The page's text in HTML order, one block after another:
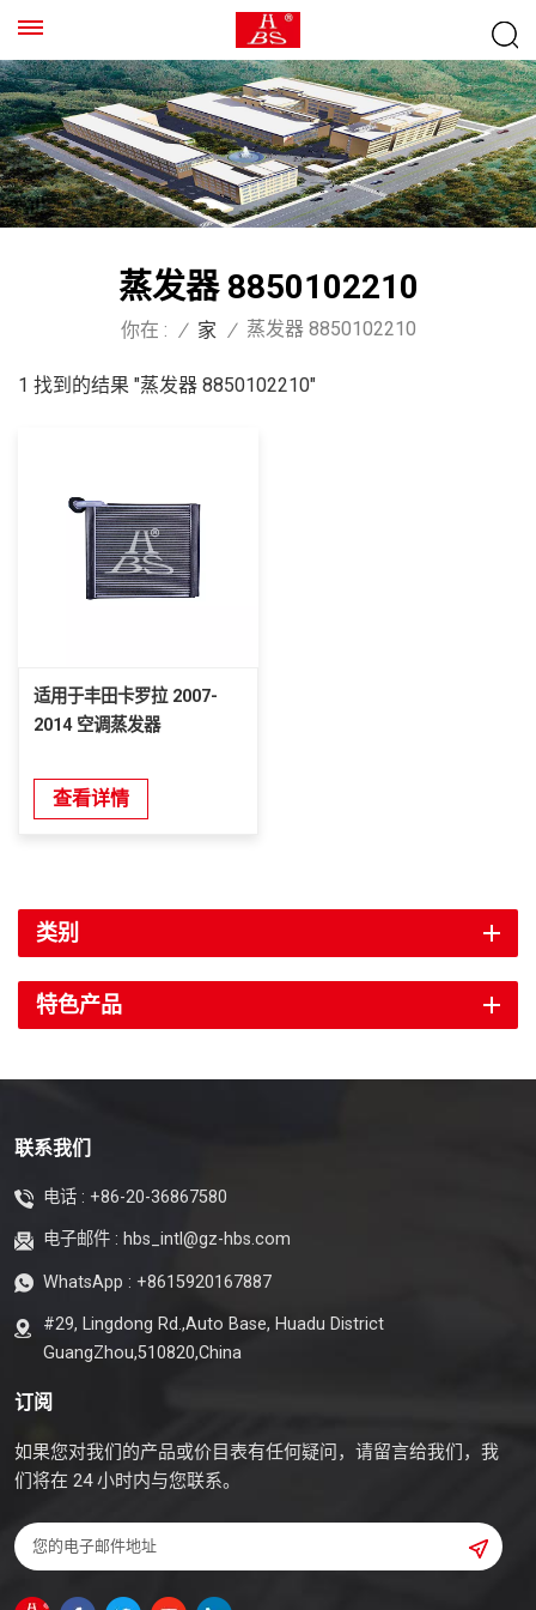
蒸发器 8850102210
你在 : / 家 / 蒸发器 8850102210
1 找到的结果 "蒸发器 8850102210"
适用于丰田卡罗拉 2007-
2014 空调蒸发器
查看详情
类别
特色产品
联系我们
电话 : +86-20-36867580
电子邮件 : hbs_intl@gz-hbs.com
WhatsApp : +8615920167887
#29, Lingdong Rd.,Auto Base, Huadu District
GuangZhou,510820,China
订阅
如果您对我们的产品或价目表有任何疑问，请留言给我们，我
们将在 24 小时内与您联系。